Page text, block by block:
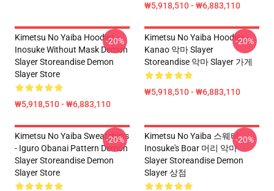
₩5,918,510 - ₩6,883,110
Kimetsu No Yaiba Hoodies -
Inosuke Without Mask Demon
Slayer Storeandise Demon
Slayer Store
₩5,918,510 - ₩6,883,110
-20%
Kimetsu No Yaiba Hoodies -
Kanao 악마 Slayer
Storeandise 악마 Slayer 가게
₩5,918,510 - ₩6,883,110
-20%
Kimetsu No Yaiba Sweatshirts
- Iguro Obanai Pattern Demon
Slayer Storeandise Demon
Slayer Store
-20%
Kimetsu No Yaiba 스웨터
Inosuke's Boar 머리 악마
Slayer Storeandise Demon
Slayer 상점
-20%